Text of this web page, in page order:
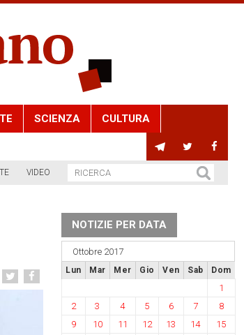
SCIENZA CULTURA
VIDEO
NOTIZIE PER DATA
Ottobre 2017
Lun Mar Mer Gio Ven Sab Dom
1
2
3 4 5 6 7
8
9
10 11 12 13 14
15